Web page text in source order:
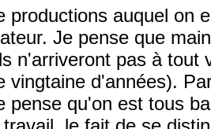
productions auquel on
Je pense que
n'arriveront pas à tout
vingtaine d'années).
pense qu'on est tous